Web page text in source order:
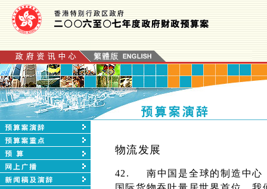
物流发展
42. 南中国是全球的制造中